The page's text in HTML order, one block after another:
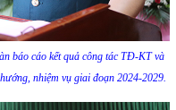
báo cáo kết quả công tác TĐ-KT và
nhiệm vụ giai đoạn 2024-2029.